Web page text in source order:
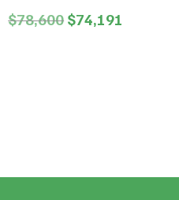
$78,600 Original
$74,191